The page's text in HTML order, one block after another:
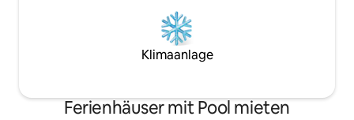
Klimaanlage
Ferienhäuser mit Pool mieten